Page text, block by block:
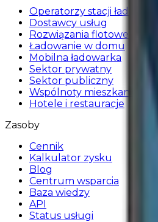
Operatorzy stacji ładowania
Dostawcy usług
Rozwiązania flotowe
Ładowanie w domu
Mobilna ładowarka
Sektor prywatny
Sektor publiczny
Wspólnoty mieszkaniowe
Hotele i restauracje
Zasoby
Cennik
Kalkulator zysku
Blog
Centrum wsparcia
Baza wiedzy
API
Status usługi